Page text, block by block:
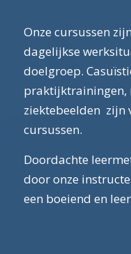
Onze cursussen
dagelijkse
doelgroep.
praktijktrainingen,
ziektebeelden zijn
cursussen.
Doordachte
door onze
een boeiend en